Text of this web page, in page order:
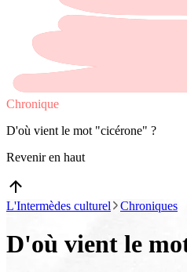
Chronique
D'où vient le mot "cicérone" ?
Revenir en haut
L'Intermèdes culturel Chroniques
D'où vient le